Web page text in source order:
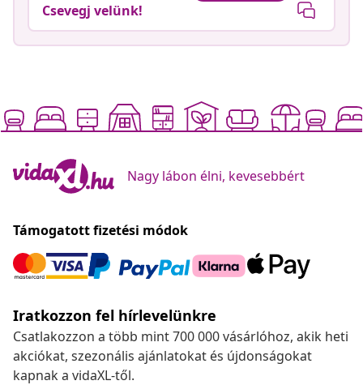
Csevegj velünk!
Nagy lábon élni, kevesebbért
Támogatott fizetési módok
Iratkozzon fel hírlevelünkre
Csatlakozzon a több mint 700 000 vásárlóhoz, akik heti
akciókat, szezonális ajánlatokat és újdonságokat
kapnak a vidaXL-től.